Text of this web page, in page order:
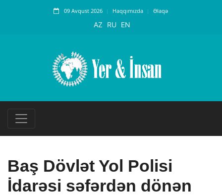
09 Avqust 2026 Haqqımızda Əlaqə
AZ RU EN
Baş Dövlət Yol Polisi
İdarəsi səfərdən dönən